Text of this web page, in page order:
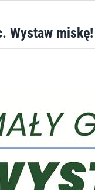
Wystaw miskę!